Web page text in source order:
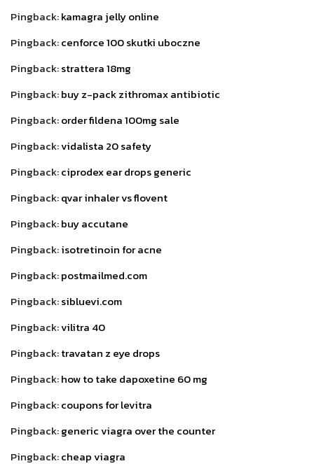
Pingback:kamagra jelly online
Pingback:cenforce 100 skutki uboczne
Pingback:strattera 18mg
Pingback:buy z-pack zithromax antibiotic
Pingback:order fildena 100mg sale
Pingback:vidalista 20 safety
Pingback:ciprodex ear drops generic
Pingback:qvar inhaler vs flovent
Pingback:buy accutane
Pingback:isotretinoin for acne
Pingback:postmailmed.com
Pingback:sibluevi.com
Pingback:vilitra 40
Pingback:travatan z eye drops
Pingback:how to take dapoxetine 60 mg
Pingback:coupons for levitra
Pingback:generic viagra over the counter
Pingback:cheap viagra